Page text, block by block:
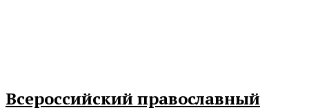
Всероссийский православный